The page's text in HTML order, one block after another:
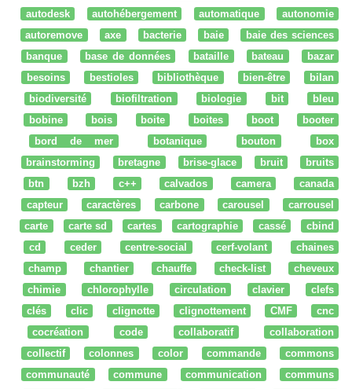
autodesk
autohébergement automatique
autonomie
autoremove
axe bacterie baie
baie des sciences
banque
base de données bataille bateau
bazar
besoins
bestioles bibliothèque bien-être
bilan
biodiversité
biofiltration biologie bit
bleu
bobine
bois boite boites boot
booter
bord de mer
botanique bouton
box
brainstorming
bretagne brise-glace bruit
bruits
btn
bzh c++ calvados camera
canada
capteur
caractères carbone carousel
carrousel
carte
carte sd cartes cartographie cassé
cbind
cd
ceder centre-social cerf-volant
chaines
champ
chantier chauffe check-list
cheveux
chimie
chlorophylle circulation clavier
clefs
clés
clic clignotte clignottement CMF
cnc
cocréation
code collaboratif
collaboration
collectif
colonnes color commande
commons
communauté
commune communication
communs